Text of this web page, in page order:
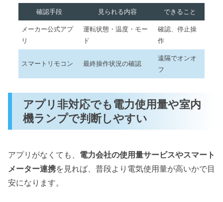
確認手段 見られる内容 できること
メーカー公式アプ
リ
運転状態・温度・モー
ド
確認、停止操
作
スマートリモコン 最終操作状況の確認
遠隔でオンオ
フ
アプリ非対応でも電力使用量や室内
機ランプで判断しやすい
アプリがなくても、 電力会社の使用量サービスやスマート
メーター連携を見れば、普段より電気使用量が高いかで目
安になります。